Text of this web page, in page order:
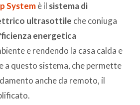
Systemè il sistema di
ultrasottile che coniuga
energetica
e rendendo la casa calda e
a questo sistema, che permette
anche da remoto, il